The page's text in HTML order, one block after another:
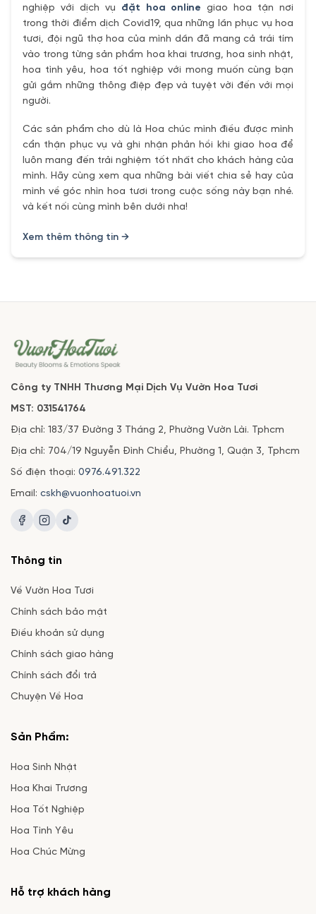
nghiệp với dịch vụ đặt hoa online giao hoa tận nơi
trong thời điểm dịch Covid19, qua những lần phục vụ hoa
tươi, đội ngũ thợ hoa của mình dần đã mang cả trái tím
vào trong từng sản phẩm hoa khai trương, hoa sinh nhật,
hoa tình yêu, hoa tốt nghiệp với mong muốn cùng bạn
gửi gắm những thông điệp đẹp và tuyệt vời đến với mọi
người.
Các sản phẩm cho dù là Hoa chúc mình điều được mình
cẩn thận phục vụ và ghi nhận phản hồi khi giao hoa để
luôn mang đến trải nghiệm tốt nhất cho khách hàng của
mình. Hãy cùng xem qua những bài viết chia sẻ hay của
mình về góc nhìn hoa tươi trong cuộc sống này bạn nhé.
và kết nối cùng mình bên dưới nha!
Xem thêm thông tin →
Công ty TNHH Thương Mại Dịch Vụ Vườn Hoa Tươi
MST: 031541764
Địa chỉ: 183/37 Đường 3 Tháng 2, Phường Vườn Lài. Tphcm
Địa chỉ: 704/19 Nguyễn Đình Chiểu, Phường 1, Quận 3, Tphcm
Số điện thoại: 0976.491.322
Email: cskh@vuonhoatuoi.vn
Thông tin
Về Vườn Hoa Tươi
Chính sách bảo mật
Điều khoản sử dụng
Chính sách giao hàng
Chính sách đổi trả
Chuyện Về Hoa
Sản Phẩm:
Hoa Sinh Nhật
Hoa Khai Trương
Hoa Tốt Nghiệp
Hoa Tình Yêu
Hoa Chúc Mừng
Hỗ trợ khách hàng